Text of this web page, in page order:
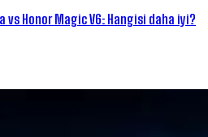
vs Honor Magic V6: Hangisi daha iyi?